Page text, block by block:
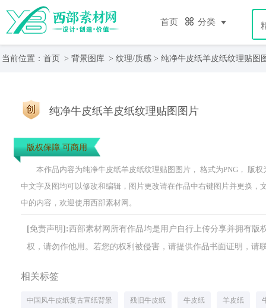
首页 分类
当前位置： 首页 > 背景图库 > 纹理/质感 > 纯净牛皮纸羊皮纸纹理贴图
版权保障 可商用
纯净牛皮纸羊皮纸纹理贴图图片
本作品内容为纯净牛皮纸羊皮纸纹理贴图图片， 格式为PNG， 版
中文字及图均可以修改和编辑，图片更改请在作品中右键图片并更换
中的内容，欢迎使用西部素材网。
[免责声明]:西部素材网所有作品均是用户自行上传分享并拥有
权，请勿作他用。若您的权利被侵害，请提供作品书面证明，请
相关标签
中国风牛皮纸复古宣纸背景 残旧牛皮纸 牛皮纸 羊皮纸